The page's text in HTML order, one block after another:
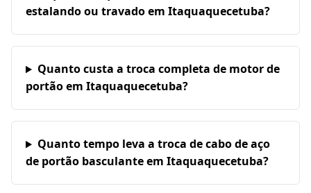
estalando ou travado em Itaquaquecetuba?
Quanto custa a troca completa de motor de
portão em Itaquaquecetuba?
Quanto tempo leva a troca de cabo de aço
de portão basculante em Itaquaquecetuba?